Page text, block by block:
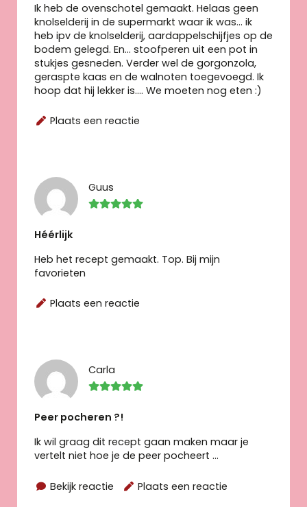
Ik heb de ovenschotel gemaakt. Helaas geen
knolselderij in de supermarkt waar ik was… ik
heb ipv de knolselderij, aardappelschijfjes op de
bodem gelegd. En… stoofperen uit een pot in
stukjes gesneden. Verder wel de gorgonzola,
geraspte kaas en de walnoten toegevoegd. Ik
hoop dat hij lekker is…. We moeten nog eten :)
Plaats een reactie
Guus
Héérlijk
Heb het recept gemaakt. Top. Bij mijn
favorieten
Plaats een reactie
Carla
Peer pocheren ?!
Ik wil graag dit recept gaan maken maar je
vertelt niet hoe je de peer pocheert ...
Bekijk reactie Plaats een reactie